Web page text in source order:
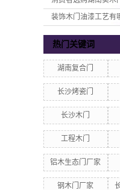
装饰木门油漆工艺有
热门关键词
湖南复合门
长沙烤瓷门
长沙木门
工程木门
铝木生态门厂家
钢木门厂家